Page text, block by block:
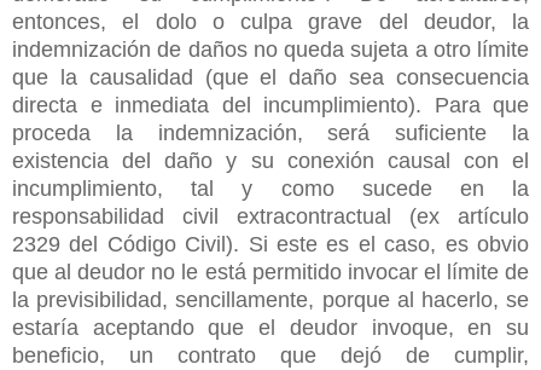
entonces, el dolo o culpa grave del deudor, la
indemnización de daños no queda sujeta a otro límite
que la causalidad (que el daño sea consecuencia
directa e inmediata del incumplimiento). Para que
proceda la indemnización, será suficiente la
existencia del daño y su conexión causal con el
incumplimiento, tal y como sucede en la
responsabilidad civil extracontractual (ex artículo
2329 del Código Civil). Si este es el caso, es obvio
que al deudor no le está permitido invocar el límite de
la previsibilidad, sencillamente, porque al hacerlo, se
estaría aceptando que el deudor invoque, en su
beneficio, un contrato que dejó de cumplir,